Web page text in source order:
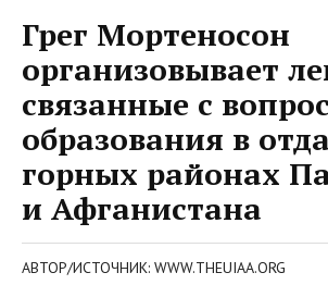
Грег Мортеносон
организовывает
связанные с
образования в
горных районах
и Афганистана
АВТОР/ИСТОЧНИК: WWW.THEUIAA.ORG